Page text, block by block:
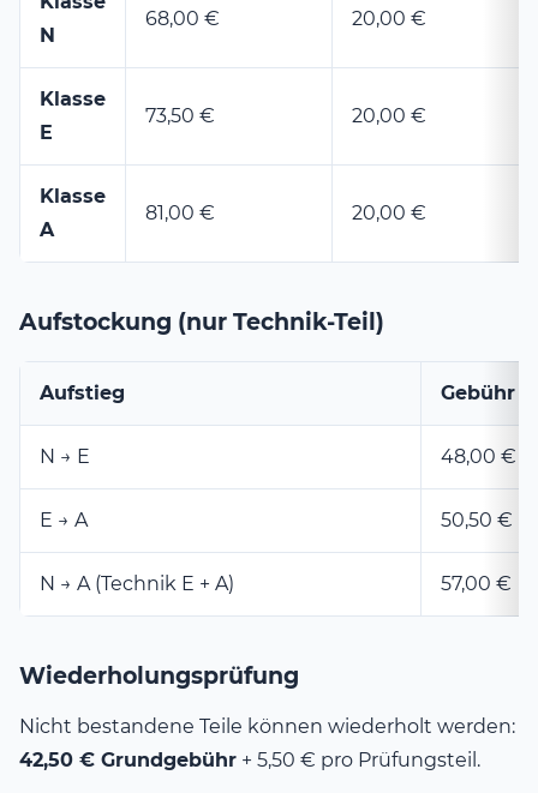
N
68,00 € 20,00 €
Klasse
E
73,50 € 20,00 €
Klasse
A
81,00 € 20,00 €
Aufstockung (nur Technik-Teil)
Aufstieg Gebühr
N → E 48,00 €
E → A 50,50 €
N → A (Technik E + A) 57,00 €
Wiederholungsprüfung
Nicht bestandene Teile können wiederholt werden:
42,50 € Grundgebühr + 5,50 € pro Prüfungsteil.